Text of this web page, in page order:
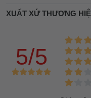
XUẤT XỨ THƯƠNG
5/5